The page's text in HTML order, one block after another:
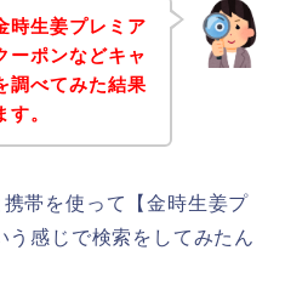
時生姜プレミア
ーポンなどキャ
調べてみた結果
。
帯を使って【金時生姜プ
う感じで検索をしてみたん